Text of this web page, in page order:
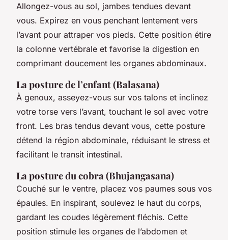
Allongez-vous au sol, jambes tendues devant
vous. Expirez en vous penchant lentement vers
l’avant pour attraper vos pieds. Cette position étire
la colonne vertébrale et favorise la digestion en
comprimant doucement les organes abdominaux.
La posture de l’enfant (Balasana)
À genoux, asseyez-vous sur vos talons et inclinez
votre torse vers l’avant, touchant le sol avec votre
front. Les bras tendus devant vous, cette posture
détend la région abdominale, réduisant le stress et
facilitant le transit intestinal.
La posture du cobra (Bhujangasana)
Couché sur le ventre, placez vos paumes sous vos
épaules. En inspirant, soulevez le haut du corps,
gardant les coudes légèrement fléchis. Cette
position stimule les organes de l’abdomen et